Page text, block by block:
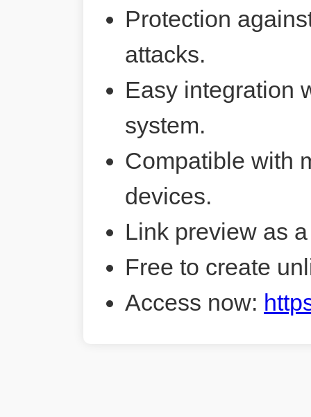
Protection
attacks.
Easy integration
system.
Compatible with
devices.
Link preview as
Free to create
Access now: